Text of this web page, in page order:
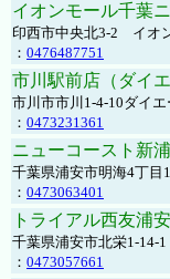
イオンモール千葉
印西市中央北3-2 イオ
： 0476487751
市川駅前店（ダイ
市川市市川1-4-10ダイ
： 0473231361
ニューコースト新
千葉県浦安市明海4丁目
： 0473063401
トライアル西友浦
千葉県浦安市北栄1-14-
： 0473057661